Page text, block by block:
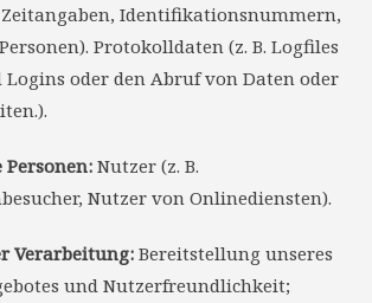
Zeitangaben, Identifikationsnummern,
Protokolldaten (z. B. Logfiles
Logins oder den Abruf von Daten oder
Nutzer (z. B.
Nutzer von Onlinediensten).
Verarbeitung:Bereitstellung unseres
und Nutzerfreundlichkeit;